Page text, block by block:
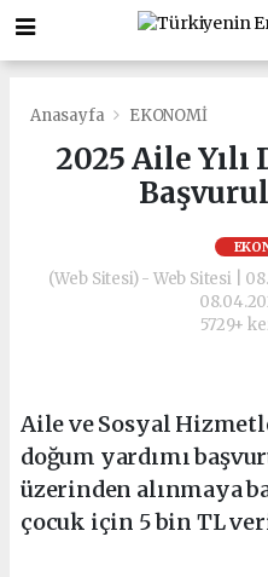
Anasayfa EKONOMİ
2025 Aile Yılı
(Web Sitesi) - Web Sitesi |
5729+
Aile ve Sosyal
doğum yardımı
üzerinden alınmaya
çocuk için 5 bin TL